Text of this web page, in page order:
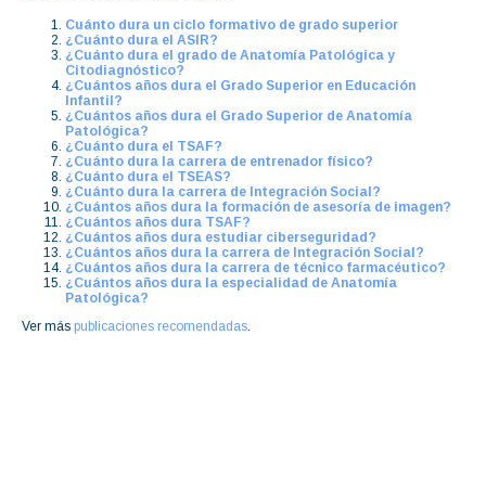
Cuánto dura un ciclo formativo de grado superior
¿Cuánto dura el ASIR?
¿Cuánto dura el grado de Anatomía Patológica y
Citodiagnóstico?
¿Cuántos años dura el Grado Superior en Educación
Infantil?
¿Cuántos años dura el Grado Superior de Anatomía
Patológica?
¿Cuánto dura el TSAF?
¿Cuánto dura la carrera de entrenador físico?
¿Cuánto dura el TSEAS?
¿Cuánto dura la carrera de Integración Social?
¿Cuántos años dura la formación de asesoría de imagen?
¿Cuántos años dura TSAF?
¿Cuántos años dura estudiar ciberseguridad?
¿Cuántos años dura la carrera de Integración Social?
¿Cuántos años dura la carrera de técnico farmacéutico?
¿Cuántos años dura la especialidad de Anatomía
Patológica?
Ver más publicaciones recomendadas.